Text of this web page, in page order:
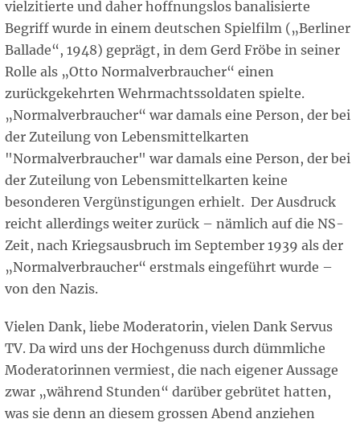
vielzitierte und daher hoffnungslos banalisierte
Begriff wurde in einem deutschen Spielfilm („Berliner
Ballade“, 1948) geprägt, in dem Gerd Fröbe in seiner
Rolle als „Otto Normalverbraucher“ einen
zurückgekehrten Wehrmachtssoldaten spielte.
„Normalverbraucher“ war damals eine Person, der bei
der Zuteilung von Lebensmittelkarten
"Normalverbraucher" war damals eine Person, der bei
der Zuteilung von Lebensmittelkarten keine
besonderen Vergünstigungen erhielt. Der Ausdruck
reicht allerdings weiter zurück – nämlich auf die NS-
Zeit, nach Kriegsausbruch im September 1939 als der
„Normalverbraucher“ erstmals eingeführt wurde –
von den Nazis.
Vielen Dank, liebe Moderatorin, vielen Dank Servus
TV. Da wird uns der Hochgenuss durch dümmliche
Moderatorinnen vermiest, die nach eigener Aussage
zwar „während Stunden“ darüber gebrütet hatten,
was sie denn an diesem grossen Abend anziehen